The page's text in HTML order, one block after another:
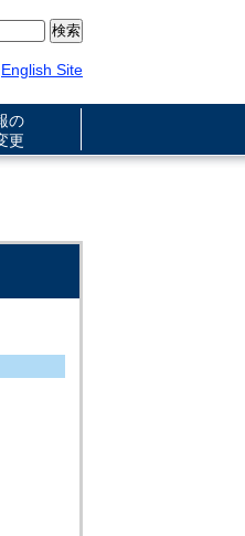
English Site
の
更